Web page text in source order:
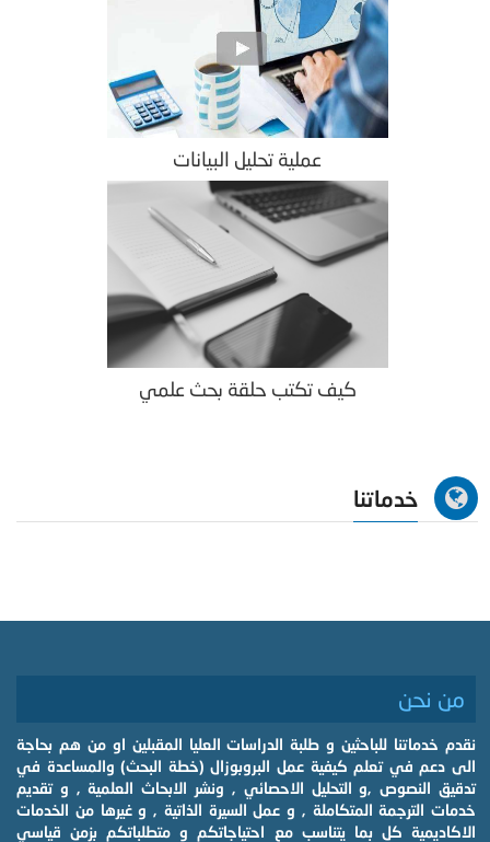
عملية تحليل البيانات
كيف تكتب حلقة بحث علمي
خدماتنا
من نحن
نقدم خدماتنا للباحثين و طلبة الدراسات العليا المقبلين او من هم بحاجة
الى دعم في تعلم كيفية عمل البروبوزال (خطة البحث) والمساعدة في
تدقيق النصوص ,و التحليل الاحصائي , ونشر الابحاث العلمية , و تقديم
خدمات الترجمة المتكاملة , و عمل السيرة الذاتية , و غيرها من الخدمات
الاكاديمية كل بما يتناسب مع احتياجاتكم و متطلباتكم بزمن قياسي